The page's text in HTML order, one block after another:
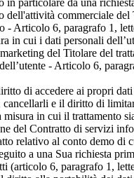
in particolare da una
dell'attività commerciale del
- Articolo 6, paragrafo 1,
in cui i dati personali
del Titolare del
- Articolo 6,
di accedere ai propri
e il diritto di
in cui il trattamento
del Contratto di servizi
relativo al conto demo di
a una Sua richiesta
(articolo 6, paragrafo 1,